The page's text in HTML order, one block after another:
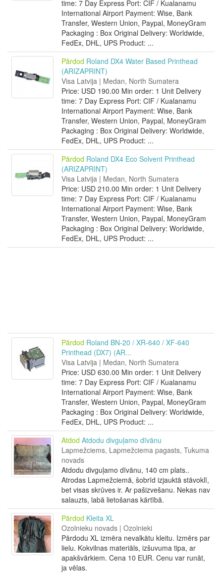
time: 7 Day Express Port: CIF / Kualanamu
International Airport Payment: Wise, Bank
Transfer, Western Union, Paypal, MoneyGram
Packaging : Box Original Delivery: Worldwide,
FedEx, DHL, UPS Product: ...
Pārdod Roland DX4 Water Based Printhead
(ARIZAPRINT)
Visa Latvija | Medan, North Sumatera
Price: USD 190.00 Min order: 1 Unit Delivery
time: 7 Day Express Port: CIF / Kualanamu
International Airport Payment: Wise, Bank
Transfer, Western Union, Paypal, MoneyGram
Packaging : Box Original Delivery: Worldwide,
FedEx, DHL, UPS Product: ...
Pārdod Roland DX4 Eco Solvent Printhead
(ARIZAPRINT)
Visa Latvija | Medan, North Sumatera
Price: USD 210.00 Min order: 1 Unit Delivery
time: 7 Day Express Port: CIF / Kualanamu
International Airport Payment: Wise, Bank
Transfer, Western Union, Paypal, MoneyGram
Packaging : Box Original Delivery: Worldwide,
FedEx, DHL, UPS Product: ...
Pārdod Roland BN-20 / XR-640 / XF-640
Printhead (DX7) (AR...
Visa Latvija | Medan, North Sumatera
Price: USD 630.00 Min order: 1 Unit Delivery
time: 7 Day Express Port: CIF / Kualanamu
International Airport Payment: Wise, Bank
Transfer, Western Union, Paypal, MoneyGram
Packaging : Box Original Delivery: Worldwide,
FedEx, DHL, UPS Product: ...
Atdod Atdodu divguļamo dīvānu
Lapmežciems, Lapmežciema pagasts, Tukuma
novads
Atdodu divguļamo dīvānu, 140 cm plats..
Atrodas Lapmežciemā, šobrīd izjauktā stāvoklī,
bet visas skrūves ir. Ar pašizvešanu. Nekas nav
salauzts, labā lietošanas kārtībā.
Pārdod Kleita XL
Ozolnieku novads | Ozolnieki
Pārdodu XL izmēra nevalkātu kleitu. Izmērs par
lielu. Kokvilnas materiāls, izšuvuma tipa, ar
apakšvārkiem. Cena 10 EUR. Cenu var runāt,
ja vēlas.